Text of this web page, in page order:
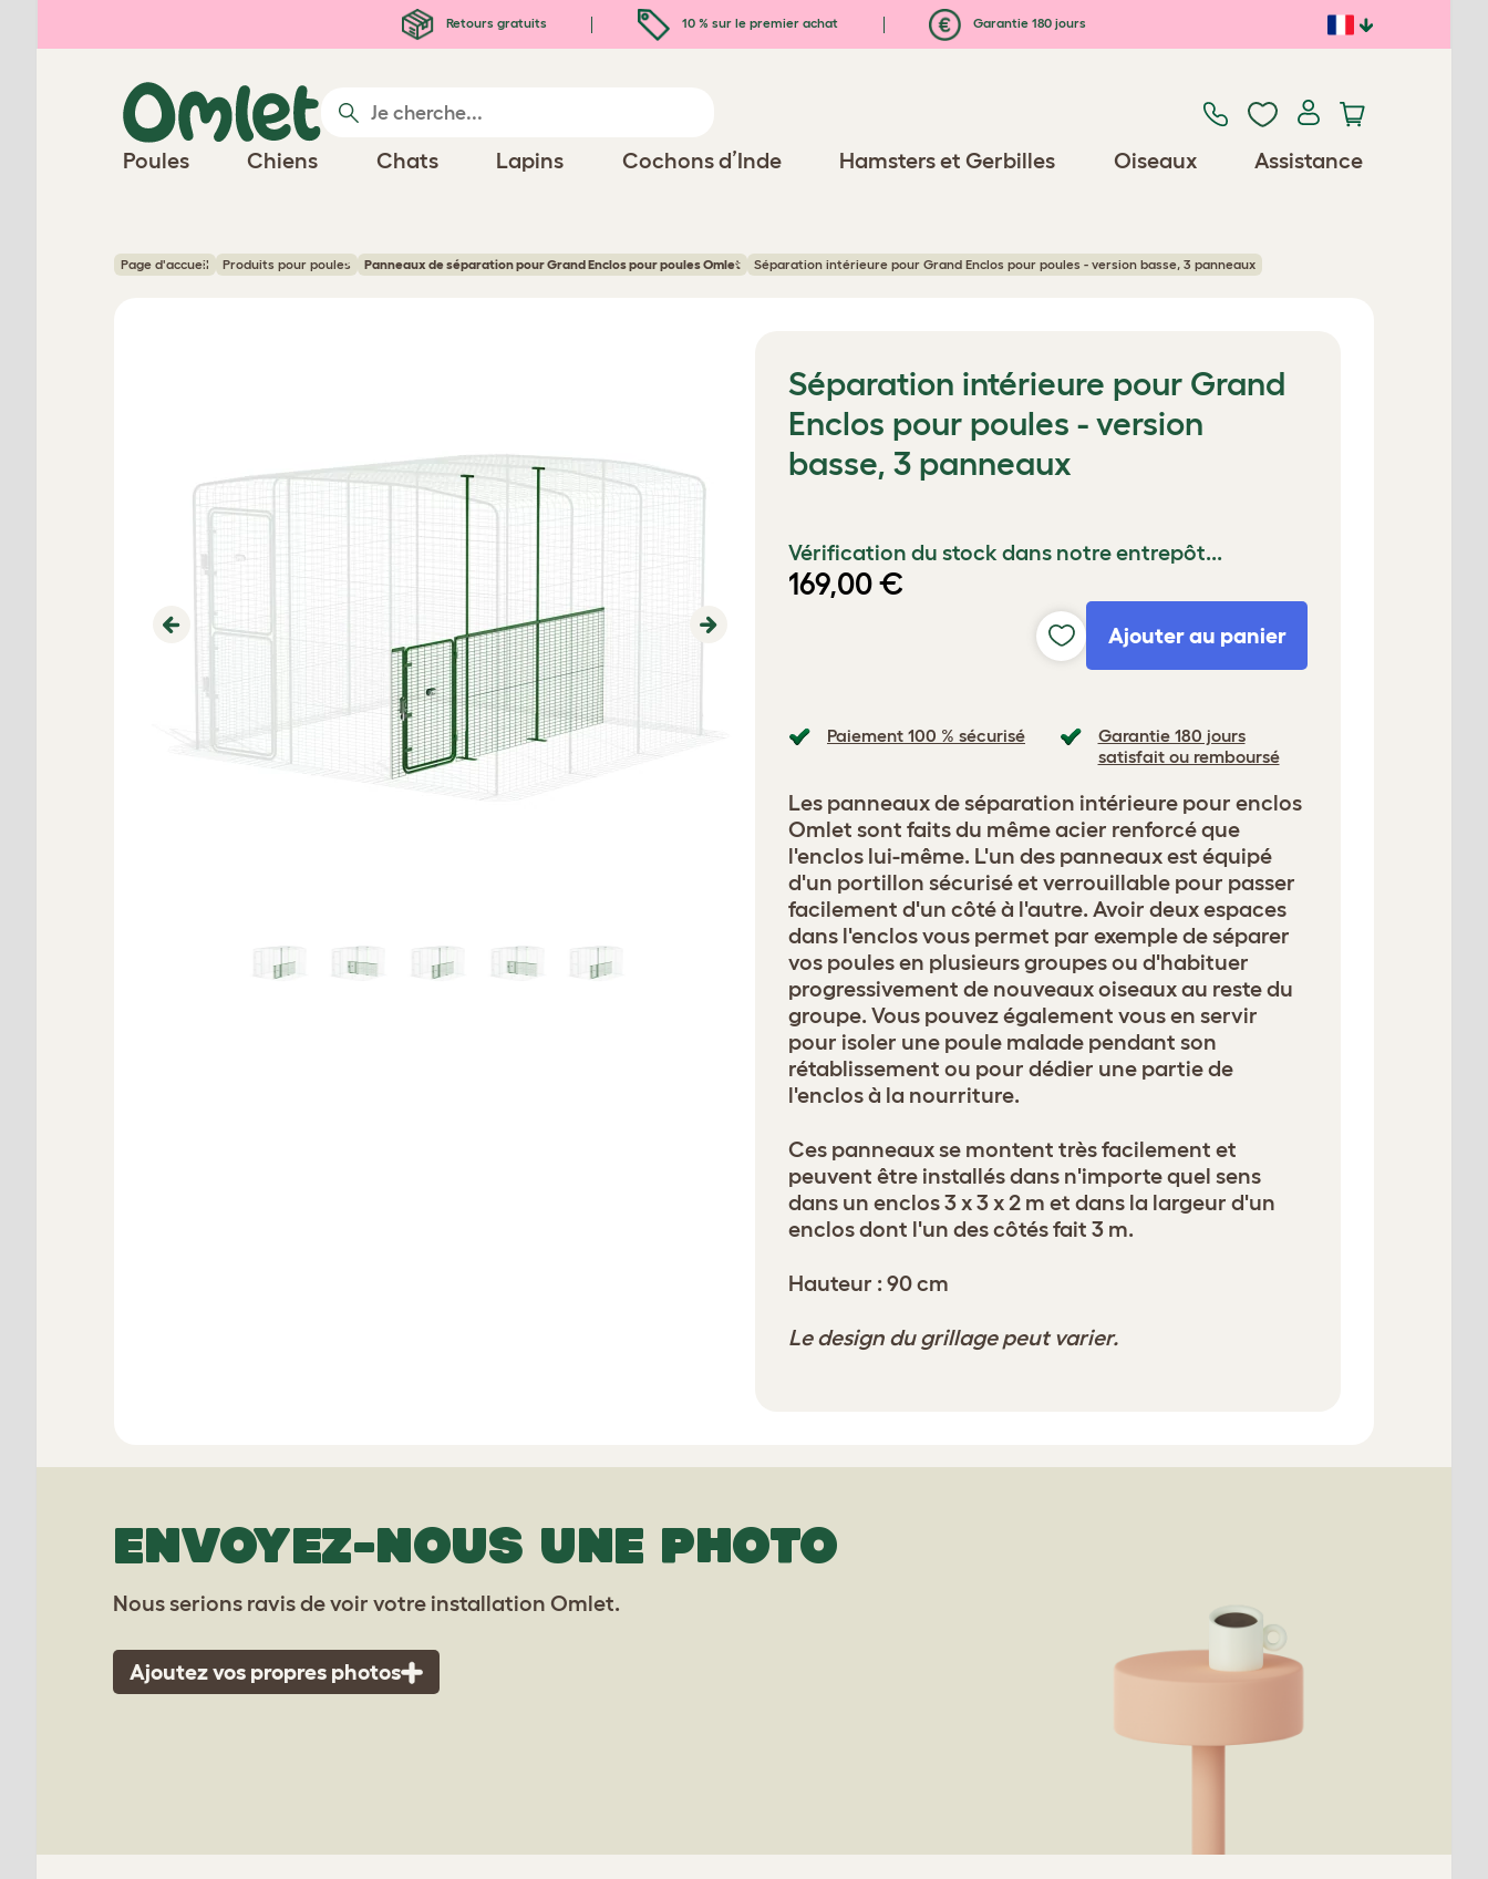
Retours gratuits 10 % sur le premier achat Garantie 180 jours
Poules Chiens Chats Lapins Cochons d’Inde Hamsters et Gerbilles Oiseaux Assistance
Page d'accueil Produits pour poules Panneaux de séparation pour Grand Enclos pour poules Omlet Séparation intérieure pour Grand Enclos pour poules - version basse, 3 panneaux
Previous Next
Séparation intérieure pour Grand
Enclos pour poules - version
basse, 3 panneaux
Vérification du stock dans notre entrepôt...
169,00 €
Ajouter au panier
Paiement 100 % sécurisé
Garantie 180 jours
satisfait ou remboursé
Les panneaux de séparation intérieure pour enclos
Omlet sont faits du même acier renforcé que
l'enclos lui-même. L'un des panneaux est équipé
d'un portillon sécurisé et verrouillable pour passer
facilement d'un côté à l'autre. Avoir deux espaces
dans l'enclos vous permet par exemple de séparer
vos poules en plusieurs groupes ou d'habituer
progressivement de nouveaux oiseaux au reste du
groupe. Vous pouvez également vous en servir
pour isoler une poule malade pendant son
rétablissement ou pour dédier une partie de
l'enclos à la nourriture.
Ces panneaux se montent très facilement et
peuvent être installés dans n'importe quel sens
dans un enclos 3 x 3 x 2 m et dans la largeur d'un
enclos dont l'un des côtés fait 3 m.
Hauteur : 90 cm
Le design du grillage peut varier.
ENVOYEZ-NOUS UNE PHOTO
Nous serions ravis de voir votre installation Omlet.
Ajoutez vos propres photos